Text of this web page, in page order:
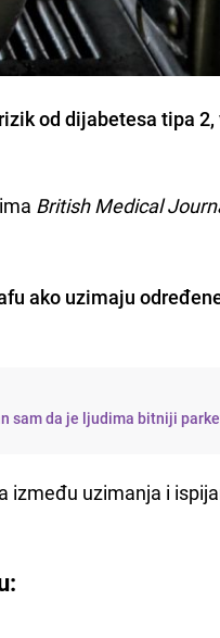
od dijabetesa tipa 2,
British Medical
ako uzimaju
sam da je ljudima bitniji
između uzimanja i